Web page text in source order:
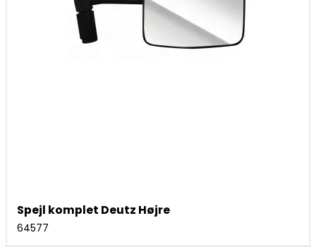
Spejl komplet Deutz Højre
64577